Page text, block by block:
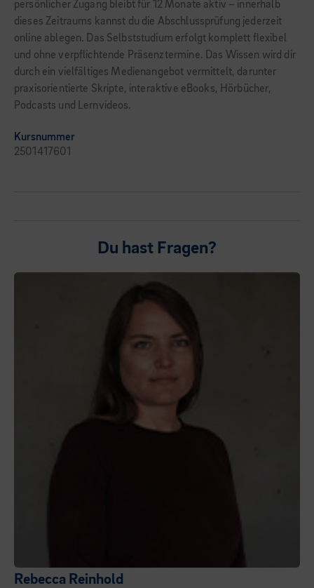
persönlicher Zugang bleibt für 12 Monate aktiv – innerhalb
dieses Zeitraums kannst du die Abschlussprüfung jederzeit
online ablegen. Das Selbststudium erfolgt komplett flexibel
und ohne verpflichtende Präsenztermine. Das Wissen wird dir
durch ein vielfältiges Medienangebot vermittelt, darunter
praxisorientierte Skripte, interaktive eBooks, Hörbücher,
Podcasts und Lernvideos.
Kursnummer
2501417601
Du hast Fragen?
Rebecca Reinhold